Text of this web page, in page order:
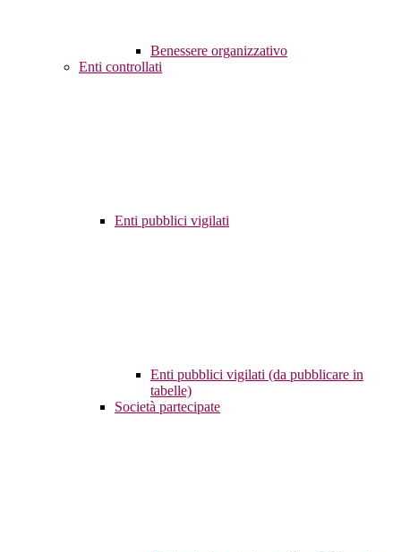
Benessere organizzativo
Enti controllati
Enti pubblici vigilati
Enti pubblici vigilati (da pubblicare in
tabelle)
Società partecipate